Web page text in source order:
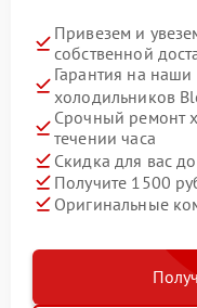
Привезем и
собственной
Гарантия на
холодильников
Срочный ремонт
течении часа
Скидка для вас до
Получите 1500
Оригинальные